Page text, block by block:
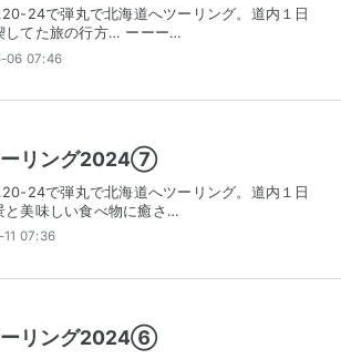
24で弾丸で北海道へツーリング。道内１日
してた旅の行方… ーーー…
06 07:46
ーリング2024⑦
24で弾丸で北海道へツーリング。道内１日
と美味しい食べ物に癒さ…
07:36
ーリング2024⑥